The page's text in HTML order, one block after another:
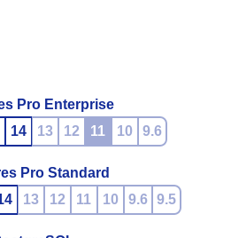
Pro Enterprise
14 13 12 11 10 9.6
Pro Standard
13 12 11 10 9.6 9.5